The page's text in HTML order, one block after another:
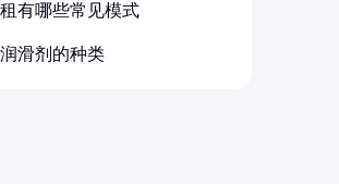
有哪些常见模式
滑剂的种类